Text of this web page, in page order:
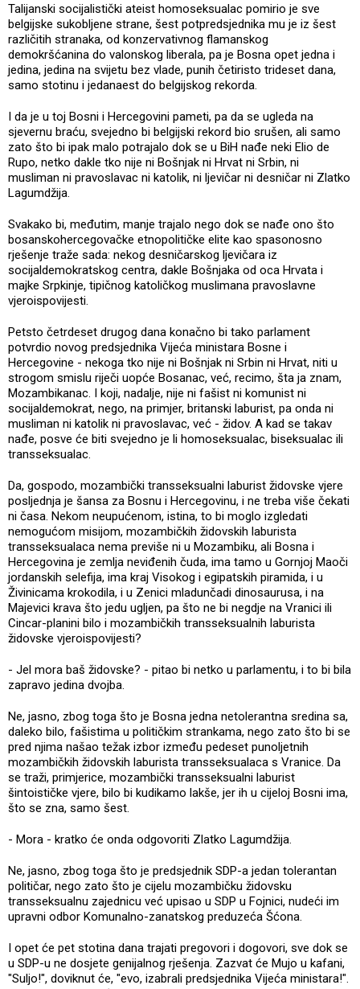
Talijanski socijalistički ateist homoseksualac pomirio je sve
belgijske sukobljene strane, šest potpredsjednika mu je iz šest
različitih stranaka, od konzervativnog flamanskog
demokršćanina do valonskog liberala, pa je Bosna opet jedna i
jedina, jedina na svijetu bez vlade, punih četiristo trideset dana,
samo stotinu i jedanaest do belgijskog rekorda.
I da je u toj Bosni i Hercegovini pameti, pa da se ugleda na
sjevernu braću, svejedno bi belgijski rekord bio srušen, ali samo
zato što bi ipak malo potrajalo dok se u BiH nađe neki Elio de
Rupo, netko dakle tko nije ni Bošnjak ni Hrvat ni Srbin, ni
musliman ni pravoslavac ni katolik, ni ljevičar ni desničar ni Zlatko
Lagumdžija.
Svakako bi, međutim, manje trajalo nego dok se nađe ono što
bosanskohercegovačke etnopolitičke elite kao spasonosno
rješenje traže sada: nekog desničarskog ljevičara iz
socijaldemokratskog centra, dakle Bošnjaka od oca Hrvata i
majke Srpkinje, tipičnog katoličkog muslimana pravoslavne
vjeroispovijesti.
Petsto četrdeset drugog dana konačno bi tako parlament
potvrdio novog predsjednika Vijeća ministara Bosne i
Hercegovine - nekoga tko nije ni Bošnjak ni Srbin ni Hrvat, niti u
strogom smislu riječi uopće Bosanac, već, recimo, šta ja znam,
Mozambikanac. I koji, nadalje, nije ni fašist ni komunist ni
socijaldemokrat, nego, na primjer, britanski laburist, pa onda ni
musliman ni katolik ni pravoslavac, već - židov. A kad se takav
nađe, posve će biti svejedno je li homoseksualac, biseksualac ili
transseksualac.
Da, gospodo, mozambički transseksualni laburist židovske vjere
posljednja je šansa za Bosnu i Hercegovinu, i ne treba više čekati
ni časa. Nekom neupućenom, istina, to bi moglo izgledati
nemogućom misijom, mozambičkih židovskih laburista
transseksualaca nema previše ni u Mozambiku, ali Bosna i
Hercegovina je zemlja neviđenih čuda, ima tamo u Gornjoj Maoči
jordanskih selefija, ima kraj Visokog i egipatskih piramida, i u
Živinicama krokodila, i u Zenici mladunčadi dinosaurusa, i na
Majevici krava što jedu ugljen, pa što ne bi negdje na Vranici ili
Cincar-planini bilo i mozambičkih transseksualnih laburista
židovske vjeroispovijesti?
- Jel mora baš židovske? - pitao bi netko u parlamentu, i to bi bila
zapravo jedina dvojba.
Ne, jasno, zbog toga što je Bosna jedna netolerantna sredina sa,
daleko bilo, fašistima u političkim strankama, nego zato što bi se
pred njima našao težak izbor između pedeset punoljetnih
mozambičkih židovskih laburista transseksualaca s Vranice. Da
se traži, primjerice, mozambički transseksualni laburist
šintoističke vjere, bilo bi kudikamo lakše, jer ih u cijeloj Bosni ima,
što se zna, samo šest.
- Mora - kratko će onda odgovoriti Zlatko Lagumdžija.
Ne, jasno, zbog toga što je predsjednik SDP-a jedan tolerantan
političar, nego zato što je cijelu mozambičku židovsku
transseksualnu zajednicu već upisao u SDP u Fojnici, nudeći im
upravni odbor Komunalno-zanatskog preduzeća Šćona.
I opet će pet stotina dana trajati pregovori i dogovori, sve dok se
u SDP-u ne dosjete genijalnog rješenja. Zazvat će Mujo u kafani,
"Suljo!", doviknut će, "evo, izabrali predsjednika Vijeća ministara!".